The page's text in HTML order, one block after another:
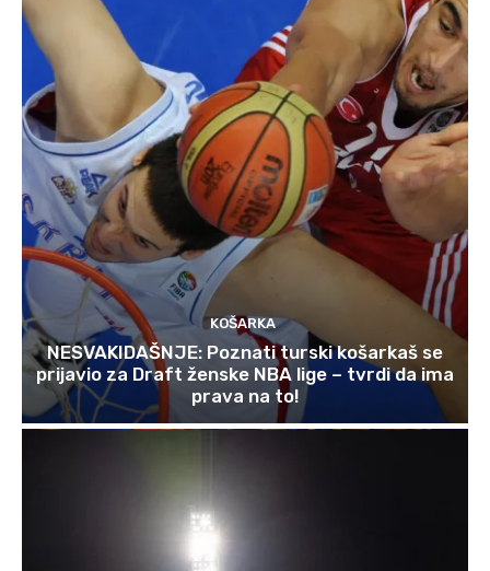
KOŠARKA
NESVAKIDAŠNJE: Poznati turski košarkaš se
prijavio za Draft ženske NBA lige – tvrdi da ima
prava na to!